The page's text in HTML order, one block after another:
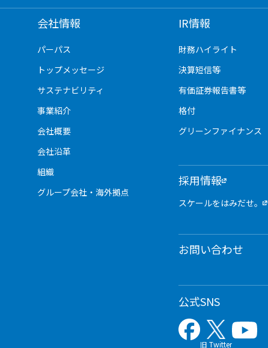
会社情報
パーパス
トップメッセージ
サステナビリティ
事業紹介
会社概要
会社沿革
組織
グループ会社・海外拠点
IR情報
財務ハイライト
決算短信等
有価証券報告書等
格付
グリーンファイナンス
採用情報
スケールをはみだせ。
お問い合わせ
公式SNS
旧 Twitter